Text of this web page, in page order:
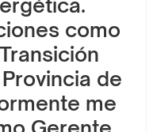
como
de
me